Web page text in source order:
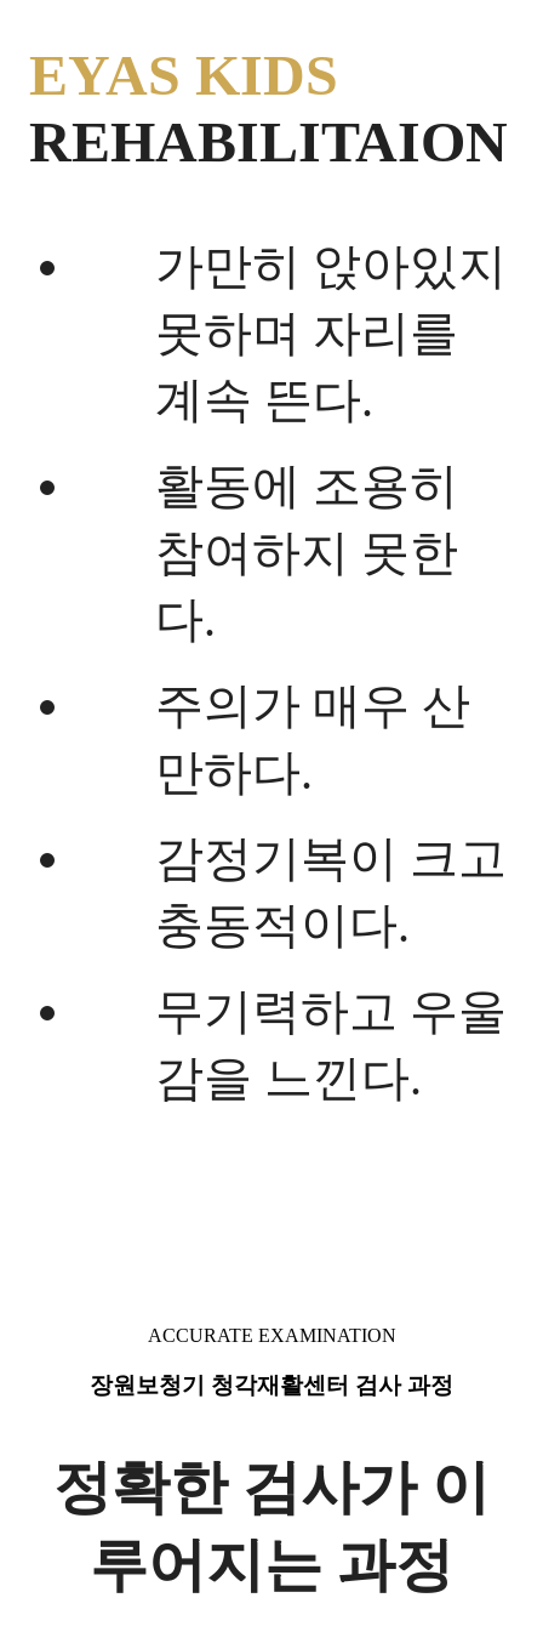
EYAS KIDS
REHABILITAION
가만히 앉아있지
못하며 자리를
계속 뜬다.
활동에 조용히
참여하지 못한
다.
주의가 매우 산
만하다.
감정기복이 크고
충동적이다.
무기력하고 우울
감을 느낀다.
ACCURATE EXAMINATION
장원보청기 청각재활센터 검사 과정
정확한 검사가 이
루어지는 과정